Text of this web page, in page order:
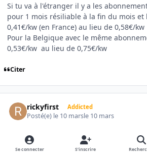
Si tu va à l'étranger il y a les
pour 1 mois résiliable à la fin du mois et
0,41€/kw (en France) au lieu de 0,58€/kw
Pour la Belgique avec le même
0,53€/kw au lieu de 0,75€/kw
Citer
rickyfirst Addicted
Posté(e) le 10 marsle 10 mars
Il y a 1 heure, Tonton tapis a dit :
Se connecter S’inscrire